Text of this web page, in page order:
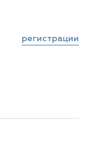
регистрации